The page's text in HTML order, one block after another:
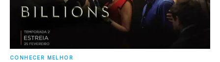
CONHECER MELHOR